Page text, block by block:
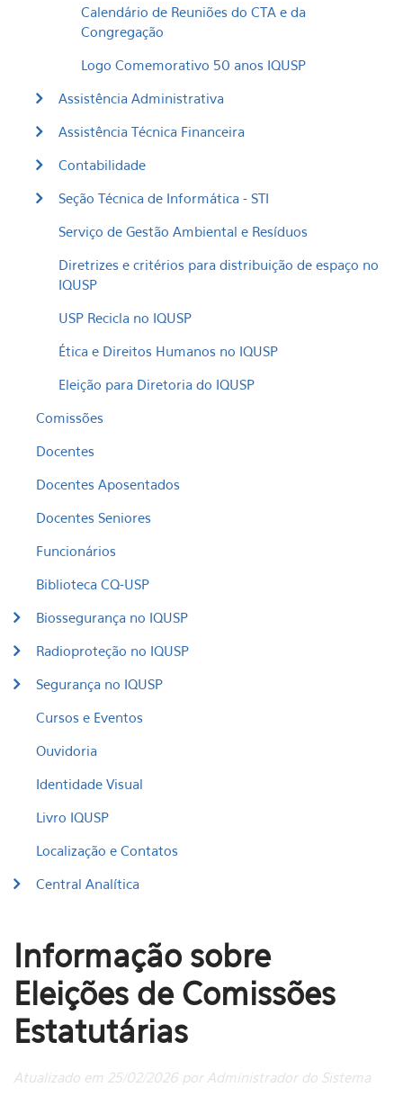
Calendário de Reuniões do CTA e da
Congregação
Logo Comemorativo 50 anos IQUSP
Assistência Administrativa
Assistência Técnica Financeira
Contabilidade
Seção Técnica de Informática - STI
Serviço de Gestão Ambiental e Resíduos
Diretrizes e critérios para distribuição de espaço no
IQUSP
USP Recicla no IQUSP
Ética e Direitos Humanos no IQUSP
Eleição para Diretoria do IQUSP
Comissões
Docentes
Docentes Aposentados
Docentes Seniores
Funcionários
Biblioteca CQ-USP
Biossegurança no IQUSP
Radioproteção no IQUSP
Segurança no IQUSP
Cursos e Eventos
Ouvidoria
Identidade Visual
Livro IQUSP
Localização e Contatos
Central Analítica
Informação sobre
Eleições de Comissões
Estatutárias
Atualizado em 25/02/2026 por Administrador do Sistema